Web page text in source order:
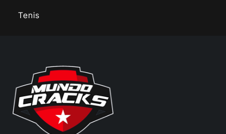
Tenis